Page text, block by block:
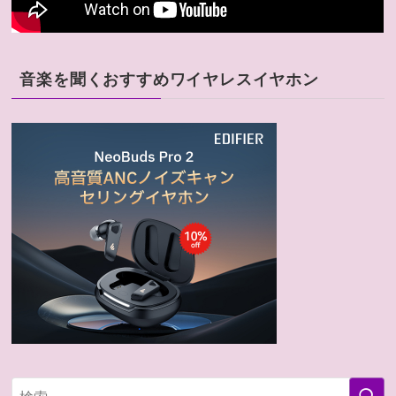
音楽を聞くおすすめワイヤレスイヤホン